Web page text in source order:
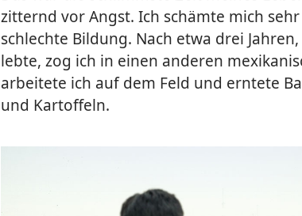
zitternd vor Angst. Ich schämte mich
schlechte Bildung. Nach etwa drei
lebte, zog ich in einen anderen
arbeitete ich auf dem Feld und erntete
und Kartoffeln.